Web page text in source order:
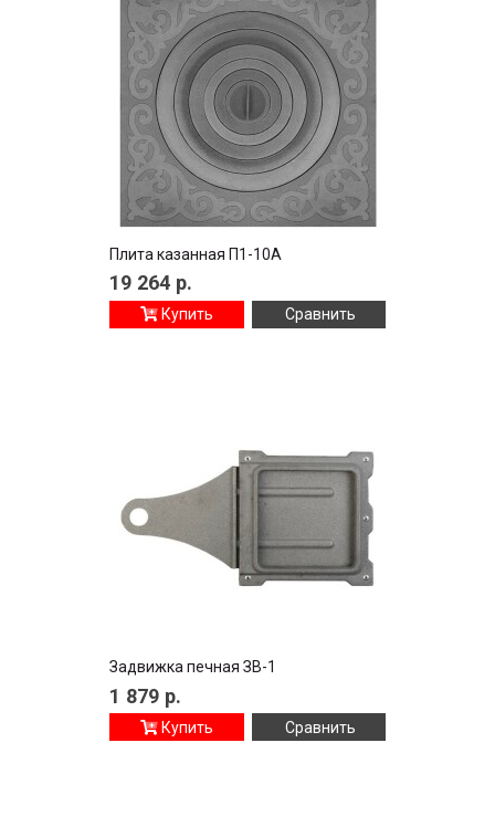
Плита казанная П1-10A
19 264 р.
Купить Сравнить
Задвижка печная ЗВ-1
1 879 р.
Купить Сравнить